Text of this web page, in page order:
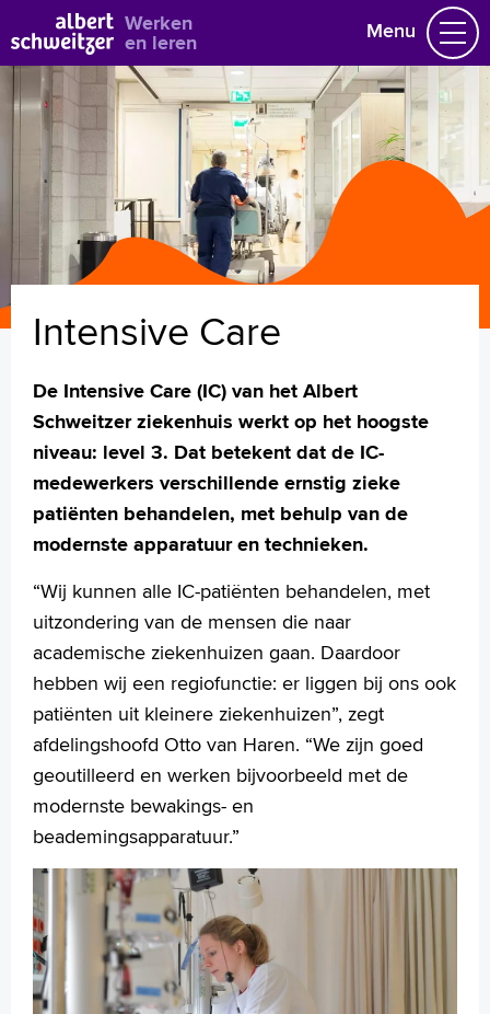
Werken
en leren Menu
Vacatures
Vakgebieden
Opleidingen & Stages
Flexibel werken
Hoe wij het doen
Vrijwilligerswerk
Job alert
Naar home asz.nl
Bekijk alle vacatures
Intensive Care
De Intensive Care (IC) van het Albert
Schweitzer ziekenhuis werkt op het hoogste
niveau: level 3. Dat betekent dat de IC-
medewerkers verschillende ernstig zieke
patiënten behandelen, met behulp van de
modernste apparatuur en technieken.
“Wij kunnen alle IC-patiënten behandelen, met
uitzondering van de mensen die naar
academische ziekenhuizen gaan. Daardoor
hebben wij een regiofunctie: er liggen bij ons ook
patiënten uit kleinere ziekenhuizen”, zegt
afdelingshoofd Otto van Haren. “We zijn goed
geoutilleerd en werken bijvoorbeeld met de
modernste bewakings- en
beademingsapparatuur.”